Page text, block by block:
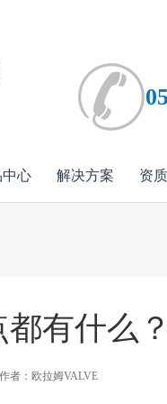
中心 解决方案 资
有什么
作者：欧拉姆VALVE